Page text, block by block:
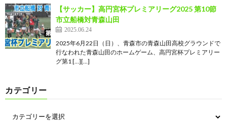
【サッカー】高円宮杯プレミアリーグ2025 第10節
市立船橋対青森山田
2025.06.24
2025年6月22日（日）、青森市の青森山田高校グラウンドで
行なわれた青森山田のホームゲーム、高円宮杯プレミアリー
グ第1 […][…]
カテゴリー